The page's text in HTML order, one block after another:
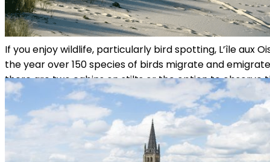
If you enjoy wildlife, particularly bird spotting, L’île aux
the year over 150 species of birds migrate and
there are two cabins on stilts or the option to observe